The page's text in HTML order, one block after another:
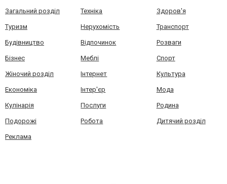
Загальний розділ Техніка Здоров'я
Туризм Нерухомість Транспорт
Будівництво Відпочинок Розваги
Бізнес Меблі Спорт
Жіночий розділ Інтернет Культура
Економіка Інтер'єр Мода
Кулінарія Послуги Родина
Подорожі Робота Дитячий розділ
Реклама